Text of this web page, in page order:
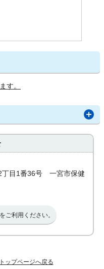
す。
目1番36号 一宮市保健
ご利用ください。
トップページへ戻る